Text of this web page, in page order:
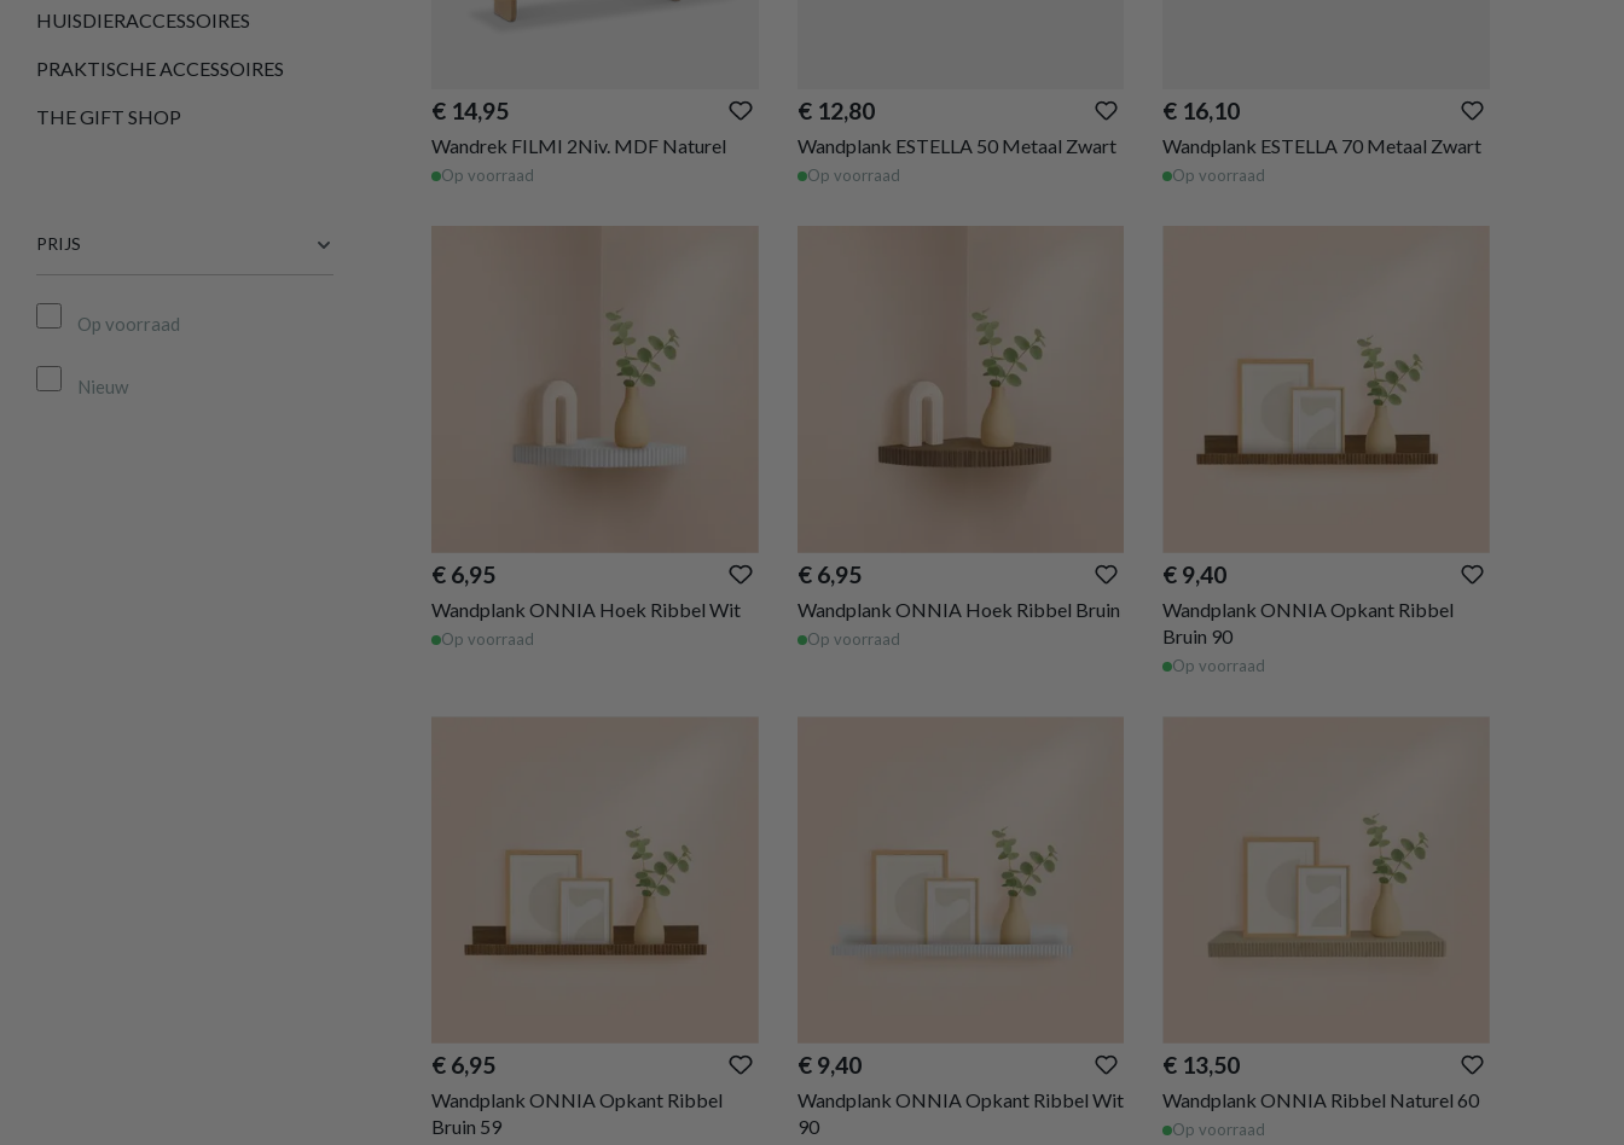
HUISDIERACCESSOIRES
PRAKTISCHE ACCESSOIRES
THE GIFT SHOP
PRIJS
Op voorraad
Nieuw
€ 14,95
Wandrek FILMI 2Niv. MDF Naturel
Op voorraad
€ 12,80
Wandplank ESTELLA 50 Metaal Zwart
Op voorraad
€ 16,10
Wandplank ESTELLA 70 Metaal Zwart
Op voorraad
€ 6,95
Wandplank ONNIA Hoek Ribbel Wit
Op voorraad
€ 6,95
Wandplank ONNIA Hoek Ribbel Bruin
Op voorraad
€ 9,40
Wandplank ONNIA Opkant Ribbel
Bruin 90
Op voorraad
€ 6,95
Wandplank ONNIA Opkant Ribbel
Bruin 59
€ 9,40
Wandplank ONNIA Opkant Ribbel Wit
90
€ 13,50
Wandplank ONNIA Ribbel Naturel 60
Op voorraad